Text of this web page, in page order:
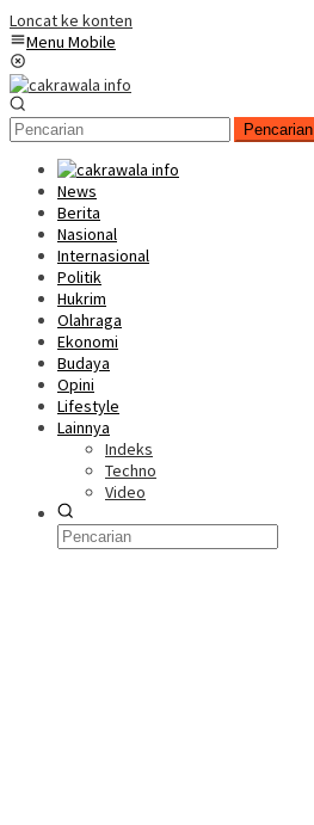
Loncat ke konten
Menu Mobile
Pencarian
News
Berita
Nasional
Internasional
Politik
Hukrim
Olahraga
Ekonomi
Budaya
Opini
Lifestyle
Lainnya
Indeks
Techno
Video